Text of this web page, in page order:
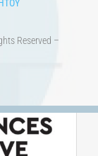
Reserved –